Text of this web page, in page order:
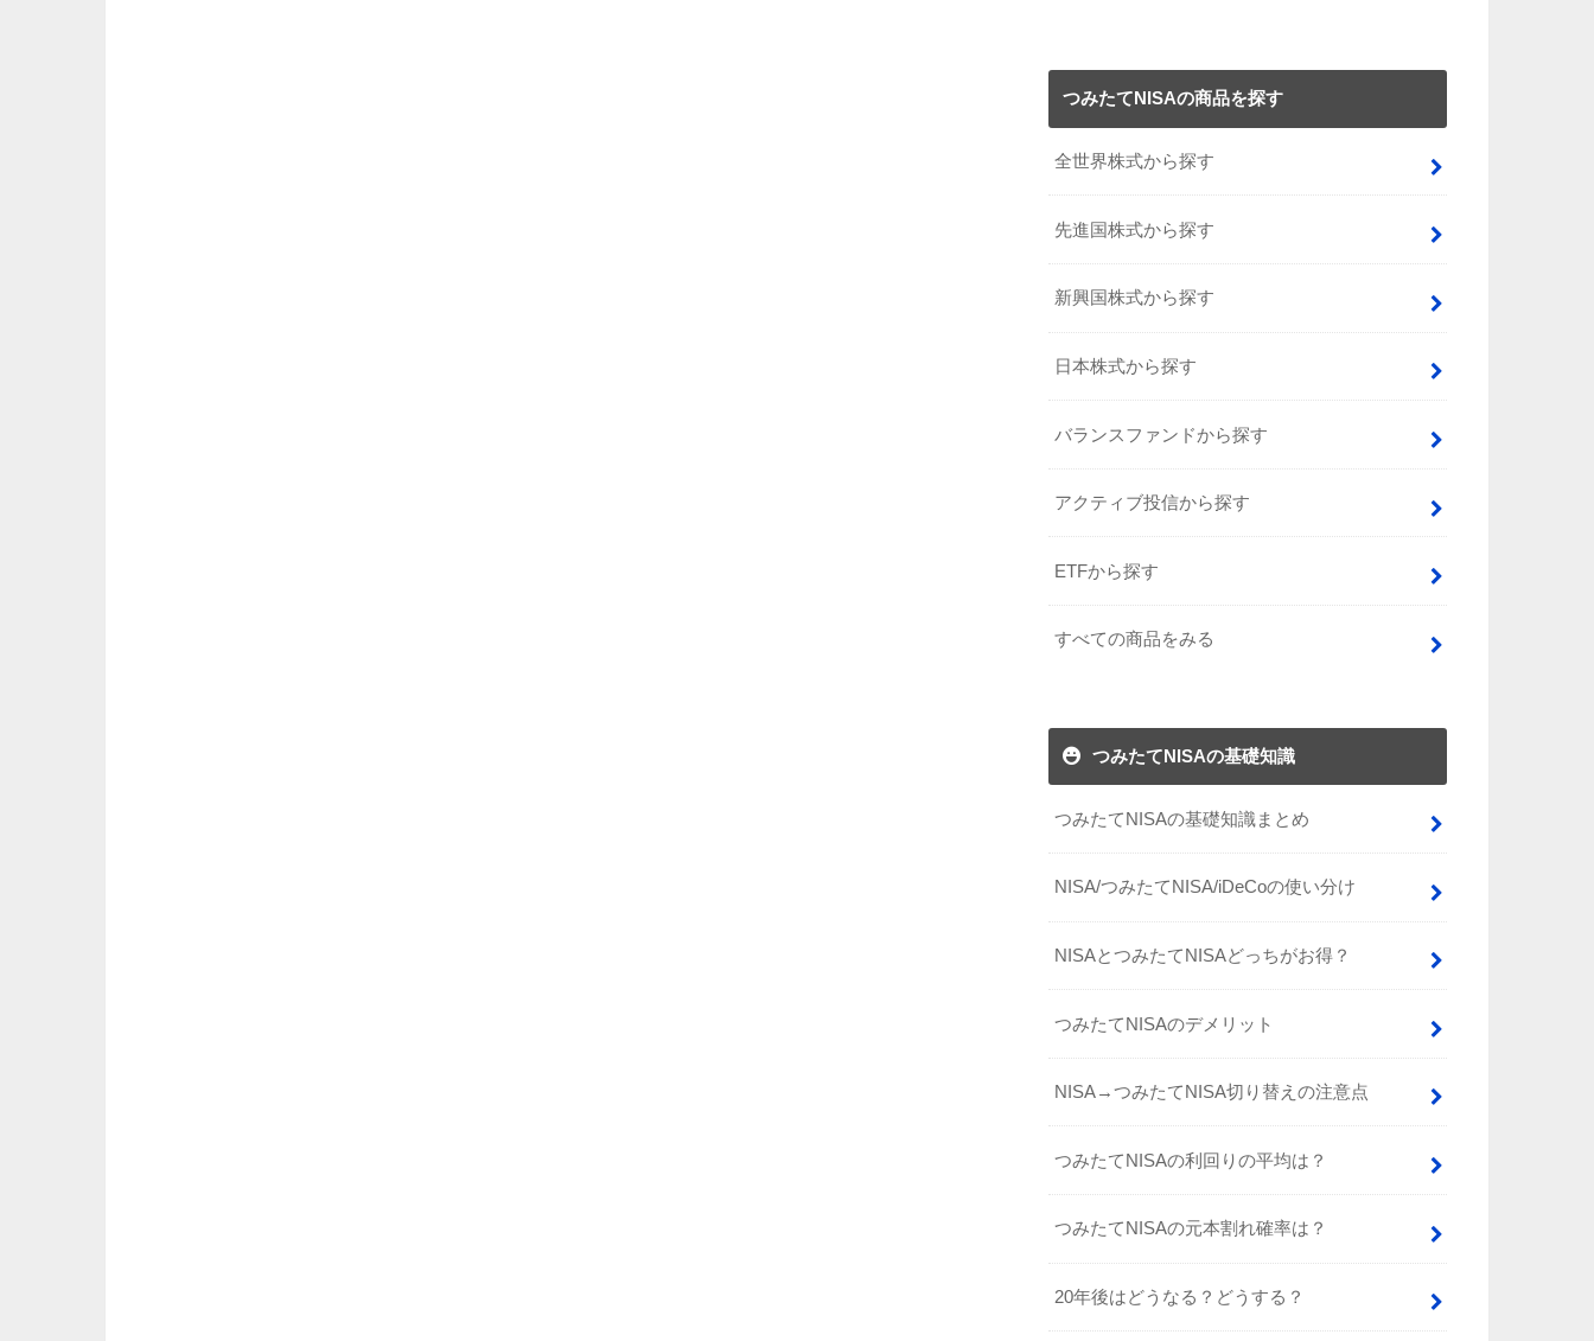
つみたてNISAの商品を探す
全世界株式から探す
先進国株式から探す
新興国株式から探す
日本株式から探す
バランスファンドから探す
アクティブ投信から探す
ETFから探す
すべての商品をみる
つみたてNISAの基礎知識
つみたてNISAの基礎知識まとめ
NISA/つみたてNISA/iDeCoの使い分け
NISAとつみたてNISAどっちがお得？
つみたてNISAのデメリット
NISA→つみたてNISA切り替えの注意点
つみたてNISAの利回りの平均は？
つみたてNISAの元本割れ確率は？
20年後はどうなる？どうする？